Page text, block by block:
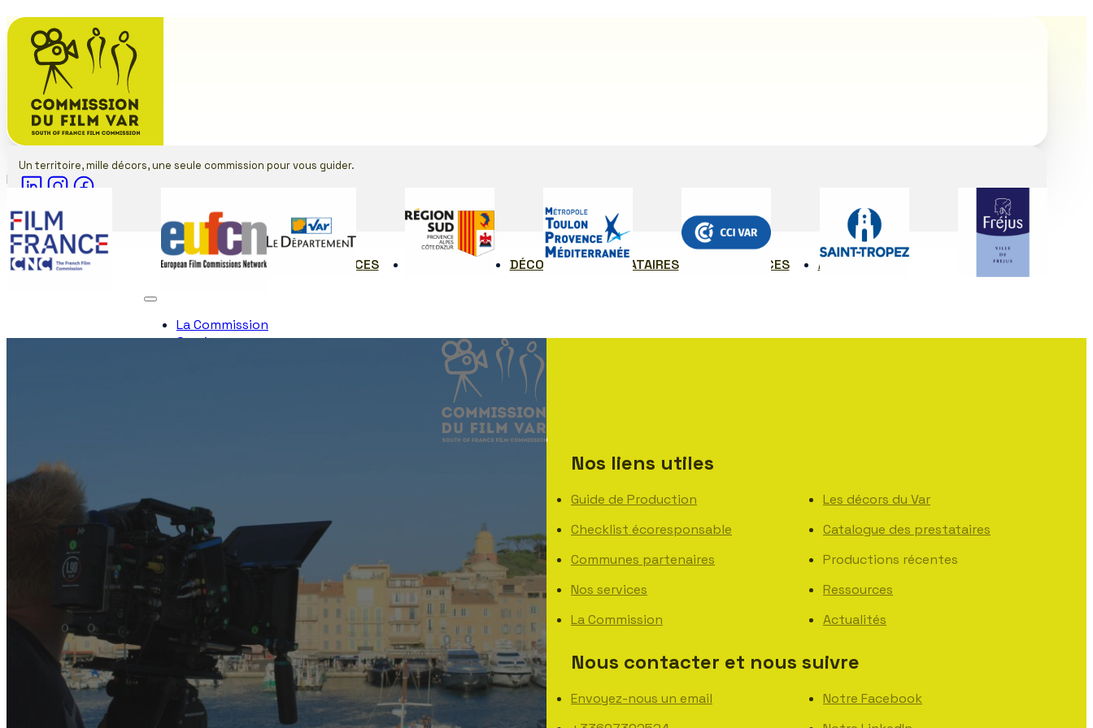
Un territoire, mille décors, une seule commission pour vous guider.
Contact
LA COMMISSION SERVICES DÉCORS PRESTATAIRES RESSOURCES ACTUALITÉS
La Commission
Services
Membre de
Nos liens utiles
Guide de Production
Checklist écoresponsable
Communes partenaires
Nos services
La Commission
Les décors du Var
Catalogue des prestataires
Productions récentes
Ressources
Actualités
Nous contacter et nous suivre
Envoyez-nous un email
Notre Facebook